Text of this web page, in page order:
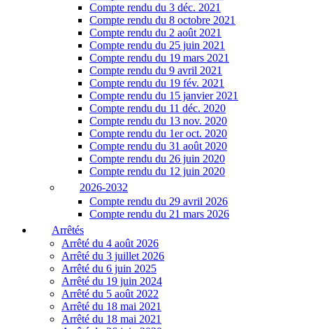
Compte rendu du 3 déc. 2021
Compte rendu du 8 octobre 2021
Compte rendu du 2 août 2021
Compte rendu du 25 juin 2021
Compte rendu du 19 mars 2021
Compte rendu du 9 avril 2021
Compte rendu du 19 fév. 2021
Compte rendu du 15 janvier 2021
Compte rendu du 11 déc. 2020
Compte rendu du 13 nov. 2020
Compte rendu du 1er oct. 2020
Compte rendu du 31 août 2020
Compte rendu du 26 juin 2020
Compte rendu du 12 juin 2020
2026-2032
Compte rendu du 29 avril 2026
Compte rendu du 21 mars 2026
Arrêtés
Arrêté du 4 août 2026
Arrêté du 3 juillet 2026
Arrêté du 6 juin 2025
Arrêté du 19 juin 2024
Arrêté du 5 août 2022
Arrêté du 18 mai 2021
Arrêté du 18 mai 2021